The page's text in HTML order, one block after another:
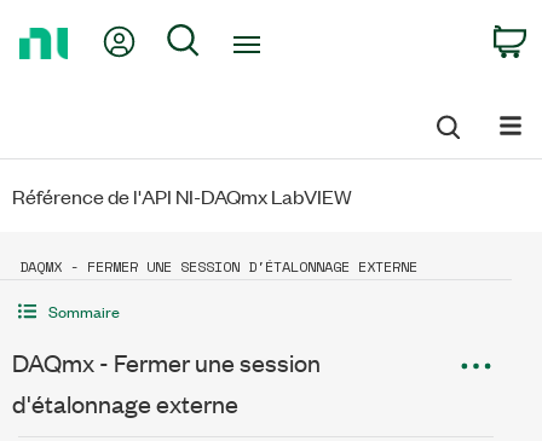
My Account
Search
Référence de l'API NI-DAQmx LabVIEW
DAQMX - FERMER UNE SESSION D'ÉTALONNAGE EXTERNE
Sommaire
DAQmx - Fermer une session
d'étalonnage externe